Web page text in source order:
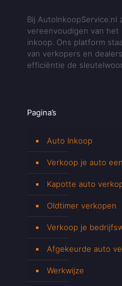
Bij
vereenvoudigen van
inkoop. Ons platform
van verkopers en
efficiëntie de
Pagina’s
Auto Inkoop
Verkoop je auto
Kapotte auto
Oldtimer verkopen
Verkoop je
Afgekeurde auto
Werkwijze